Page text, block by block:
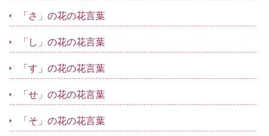
「さ」の花の花言葉
「し」の花の花言葉
「す」の花の花言葉
「せ」の花の花言葉
「そ」の花の花言葉